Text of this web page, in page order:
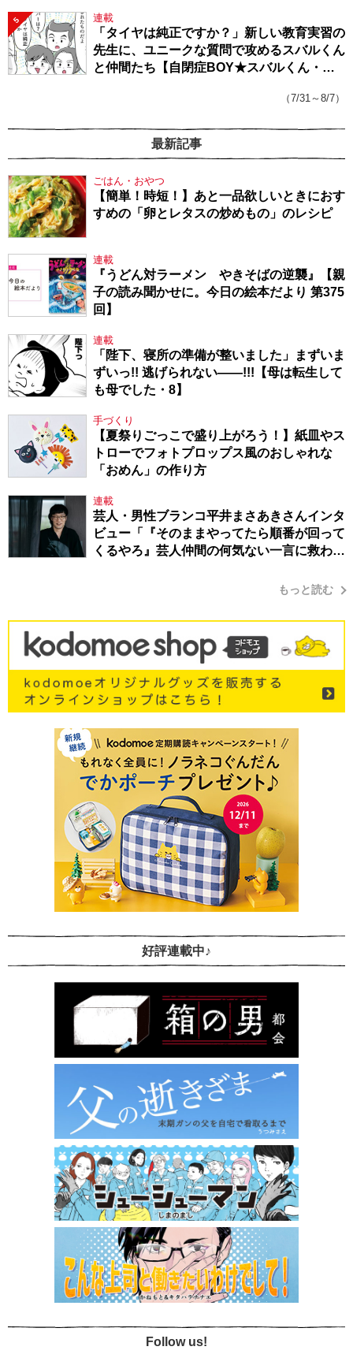
5 連載
「タイヤは純正ですか？」新しい教育実習の
先生に、ユニークな質問で攻めるスバルくん
と仲間たち【自閉症BOY★スバルくん・
（7/31～8/7）
最新記事
ごはん・おやつ
【簡単！時短！】あと一品欲しいときにおす
すめの「卵とレタスの炒めもの」のレシピ
連載
『うどん対ラーメン やきそばの逆襲』【親
子の読み聞かせに。今日の絵本だより 第375
回】
連載
「陛下、寝所の準備が整いました」まずいま
ずいっ!! 逃げられない――!!!【母は転生して
も母でした・8】
手づくり
【夏祭りごっこで盛り上がろう！】紙皿やス
トローでフォトプロップス風のおしゃれな
「おめん」の作り方
連載
芸人・男性ブランコ平井まさあきさんインタ
ビュー「『そのままやってたら順番が回って
くるやろ』芸人仲間の何気ない一言に救われ
もっと読む
好評連載中♪
Follow us!